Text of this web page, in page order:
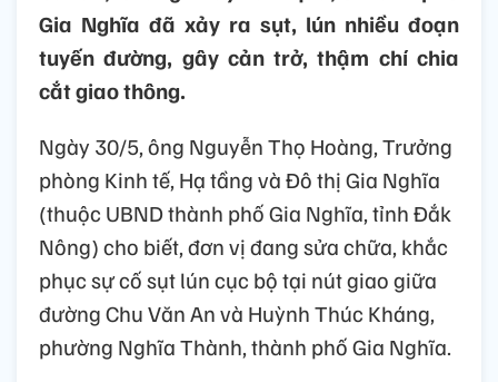
Gia Nghĩa đã xảy ra sụt, lún nhiều đoạn
tuyến đường, gây cản trở, thậm chí chia
cắt giao thông.
Ngày 30/5, ông Nguyễn Thọ Hoàng, Trưởng
phòng Kinh tế, Hạ tầng và Đô thị Gia Nghĩa
(thuộc UBND thành phố Gia Nghĩa, tỉnh Đắk
Nông) cho biết, đơn vị đang sửa chữa, khắc
phục sự cố sụt lún cục bộ tại nút giao giữa
đường Chu Văn An và Huỳnh Thúc Kháng,
phường Nghĩa Thành, thành phố Gia Nghĩa.